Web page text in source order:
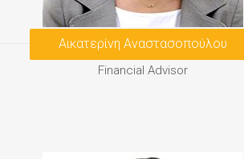
Αικατερίνη Αναστασοπούλου
Financial Advisor